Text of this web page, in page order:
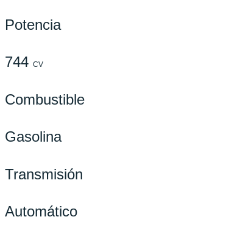
Potencia
744 CV
Combustible
Gasolina
Transmisión
Automático